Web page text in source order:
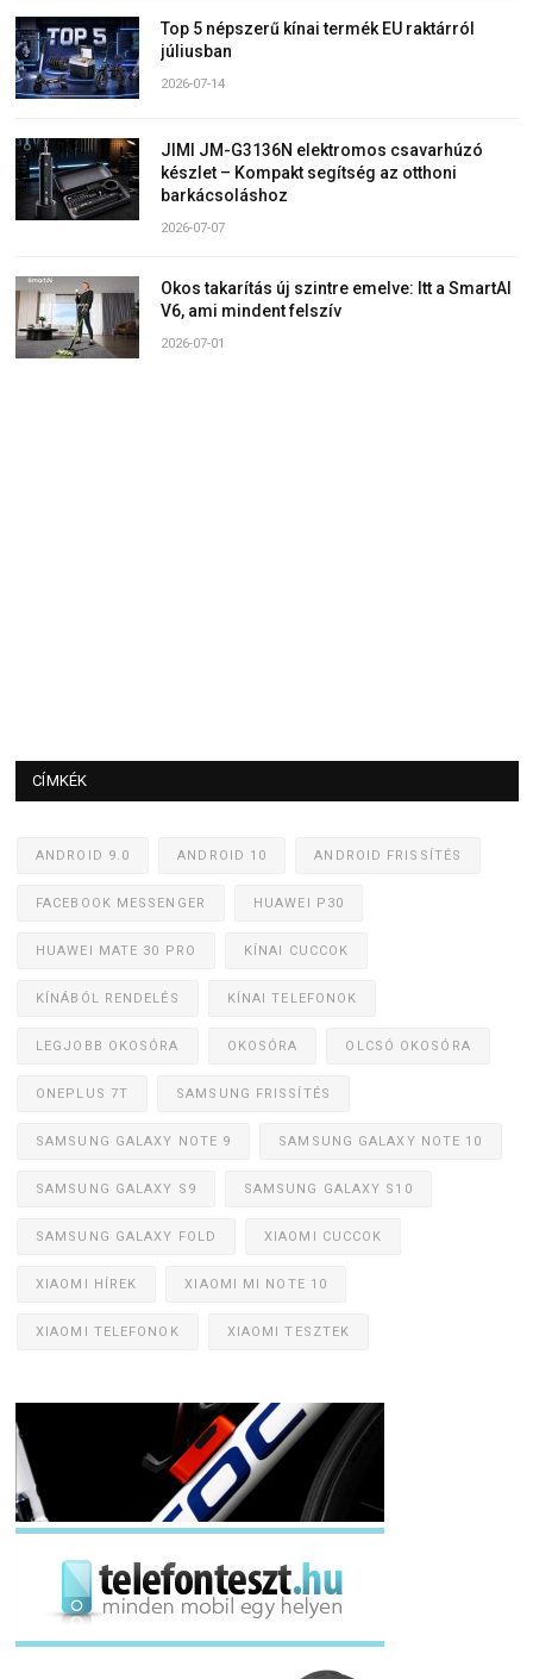
Top 5 népszerű kínai termék EU raktárról
júliusban
2026-07-14
JIMI JM-G3136N elektromos csavarhúzó
készlet – Kompakt segítség az otthoni
barkácsoláshoz
2026-07-07
Okos takarítás új szintre emelve: Itt a SmartAI
V6, ami mindent felszív
2026-07-01
CÍMKÉK
ANDROID 9.0 ANDROID 10 ANDROID FRISSÍTÉS
FACEBOOK MESSENGER HUAWEI P30
HUAWEI MATE 30 PRO KÍNAI CUCCOK
KÍNÁBÓL RENDELÉS KÍNAI TELEFONOK
LEGJOBB OKOSÓRA OKOSÓRA OLCSÓ OKOSÓRA
ONEPLUS 7T SAMSUNG FRISSÍTÉS
SAMSUNG GALAXY NOTE 9 SAMSUNG GALAXY NOTE 10
SAMSUNG GALAXY S9 SAMSUNG GALAXY S10
SAMSUNG GALAXY FOLD XIAOMI CUCCOK
XIAOMI HÍREK XIAOMI MI NOTE 10
XIAOMI TELEFONOK XIAOMI TESZTEK